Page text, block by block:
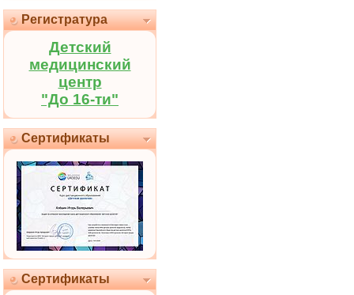
Регистратура
Детский
медицинский
центр
"До 16-ти"
Сертификаты
Сертификаты